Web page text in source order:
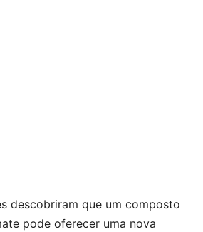
descobriram que um composto
pode oferecer uma nova